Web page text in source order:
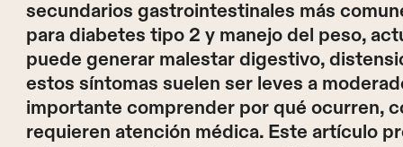
secundarios gastrointestinales más
para diabetes tipo 2 y manejo del peso,
puede generar malestar digestivo,
estos síntomas suelen ser leves a
importante comprender por qué ocurren,
requieren atención médica. Este artículo